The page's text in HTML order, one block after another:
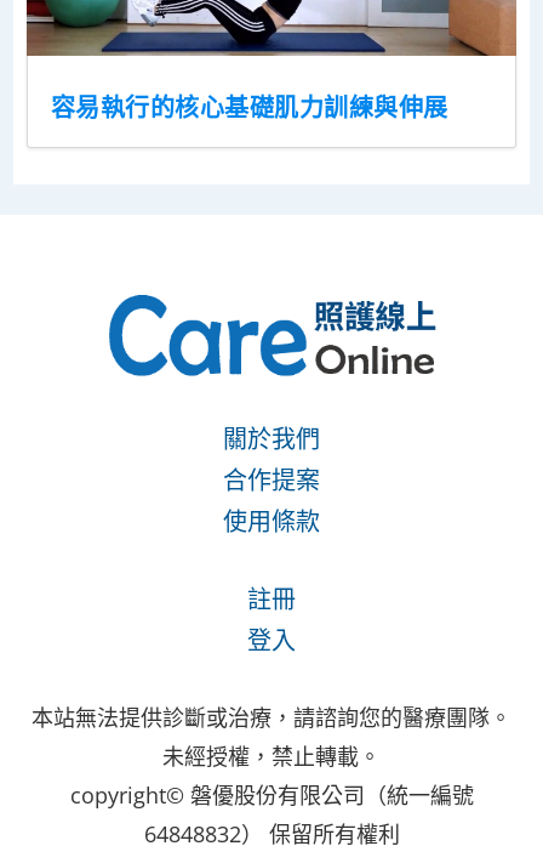
容易執行的核心基礎肌力訓練與伸展
關於我們
合作提案
使用條款
註冊
登入
本站無法提供診斷或治療，請諮詢您的醫療團隊。
未經授權，禁止轉載。
copyright© 磐優股份有限公司（統一編號
64848832） 保留所有權利